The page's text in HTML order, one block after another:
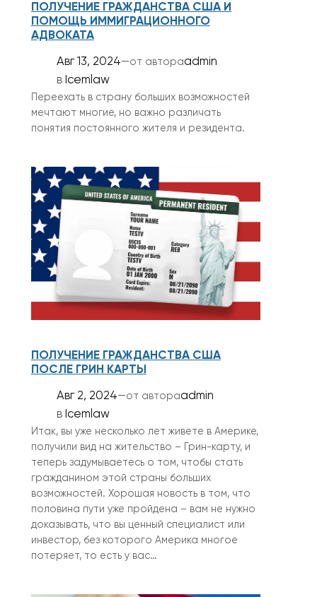
ПОЛУЧЕНИЕ ГРАЖДАНСТВА США И
ПОМОЩЬ ИММИГРАЦИОННОГО
АДВОКАТА
Авг 13, 2024—от автораadmin
в Icemlaw
Переехать в страну больших возможностей
мечтают многие, но важно различать
понятия постоянного жителя и резидента.
ПОЛУЧЕНИЕ ГРАЖДАНСТВА США
ПОСЛЕ ГРИН КАРТЫ
Авг 2, 2024—от автораadmin
в Icemlaw
Итак, вы уже несколько лет живете в Америке,
получили вид на жительство – Грин-карту, и
теперь задумываетесь о том, чтобы стать
гражданином этой страны больших
возможностей. Хорошая новость в том, что
половина пути уже пройдена – вам не нужно
доказывать, что вы ценный специалист или
инвестор, без которого Америка многое
потеряет, то есть у вас…